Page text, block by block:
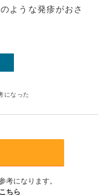
ような発疹がおさ
になった
考になります。
ちら